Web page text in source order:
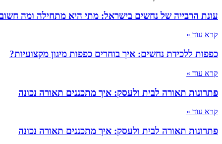
עונת הרבייה של נחשים בישראל: מתי היא מתחילה ומה
קרא עוד »
כפפות ללכידת נחשים: איך בוחרים כפפות מיגון מקצועיות?
קרא עוד »
פתרונות תאורה לבית ולעסק: איך מתכננים תאורה נכונה
קרא עוד »
פתרונות תאורה לבית ולעסק: איך מתכננים תאורה נכונה